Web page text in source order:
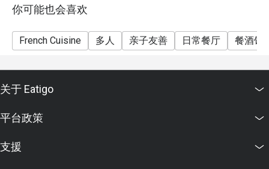
你可能也会喜欢
French Cuisine 多人 亲子友善 日常餐厅 餐酒馆
关于 Eatigo
平台政策
支援